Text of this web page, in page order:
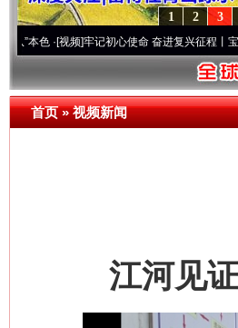
3
2
1
牢记初心使命 奋进复兴征程丨宝塔山下好光
首页»视频新闻
江河见证